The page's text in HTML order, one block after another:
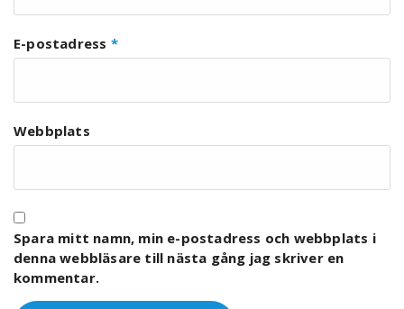
E-postadress *
Webbplats
Spara mitt namn, min e-postadress och webbplats i
denna webbläsare till nästa gång jag skriver en
kommentar.